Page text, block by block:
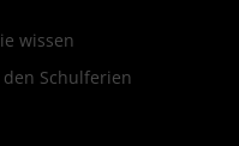
wissen
Schulferien